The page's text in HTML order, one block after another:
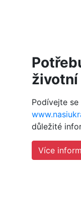
životní
Podívejte
důležité
Více